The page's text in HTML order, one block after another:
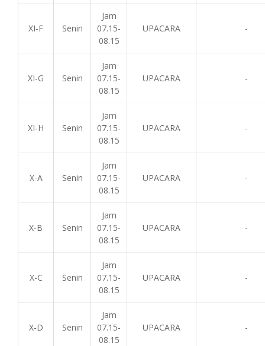
XI-F Senin
Jam
07.15-
08.15
UPACARA -
XI-G Senin
Jam
07.15-
08.15
UPACARA -
XI-H Senin
Jam
07.15-
08.15
UPACARA -
X-A Senin
Jam
07.15-
08.15
UPACARA -
X-B Senin
Jam
07.15-
08.15
UPACARA -
X-C Senin
Jam
07.15-
08.15
UPACARA -
X-D Senin
Jam
07.15-
08.15
UPACARA -